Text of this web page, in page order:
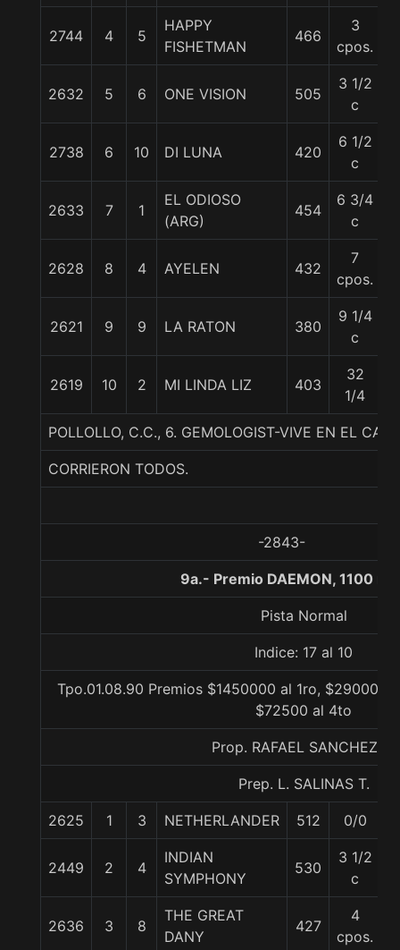
2744 4 5
HAPPY
FISHETMAN
466
3
cpos.
2632 5 6 ONE VISION 505
3 1/2
c
2738 6 10 DI LUNA 420
6 1/2
c
2633 7 1
EL ODIOSO
(ARG)
454
6 3/4
c
2628 8 4 AYELEN 432
7
cpos.
2621 9 9 LA RATON 380
9 1/4
c
2619 10 2 MI LINDA LIZ 403
32
1/4
POLLOLLO, C.C., 6. GEMOLOGIST-VIVE EN EL
CORRIERON TODOS.
-2843-
9a.- Premio DAEMON, 1100
Pista Normal
Indice: 17 al 10
Tpo.01.08.90 Premios $1450000 al 1ro, $290000
$72500 al 4to
Prop. RAFAEL SANCHEZ A.
Prep. L. SALINAS T.
2625 1 3 NETHERLANDER 512 0/0
2449 2 4
INDIAN
SYMPHONY
530
3 1/2
c
2636 3 8
THE GREAT
DANY
427
4
cpos.